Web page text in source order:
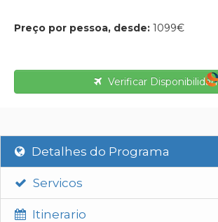
Preço por pessoa, desde: 1099€
Verificar
Detalhes do Programa
Servicos
Itinerario